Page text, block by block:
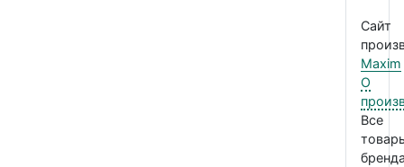
Сайт
Maxim
О
Все